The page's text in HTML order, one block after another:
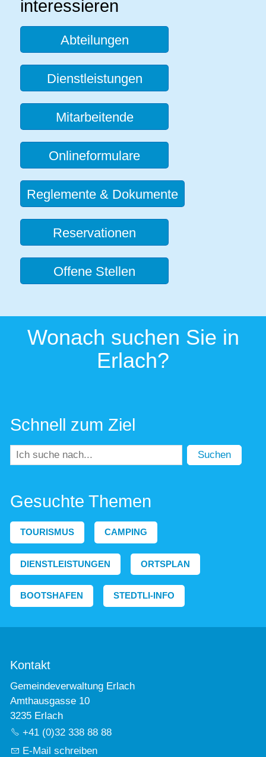
interessieren
Abteilungen
Dienstleistungen
Mitarbeitende
Onlineformulare
Reglemente & Dokumente
Reservationen
Offene Stellen
Wonach suchen Sie in
Erlach?
Schnell zum Ziel
Suchen
Gesuchte Themen
TOURISMUS CAMPING
DIENSTLEISTUNGEN ORTSPLAN
BOOTSHAFEN STEDTLI-INFO
Kontakt
Gemeindeverwaltung Erlach
Amthausgasse 10
3235 Erlach
+41 (0)32 338 88 88
E-Mail schreiben